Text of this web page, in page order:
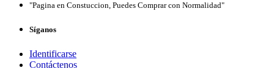
"Pagina en Constuccion, Puedes Comprar con Normalidad"
Síganos
Identificarse
Contáctenos